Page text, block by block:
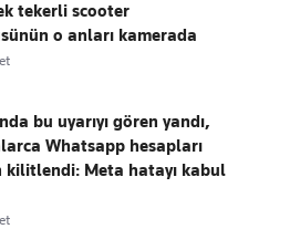
tekerli scooter
o anları kamerada
bu uyarıyı gören yandı,
Whatsapp hesapları
kilitlendi: Meta hatayı kabul